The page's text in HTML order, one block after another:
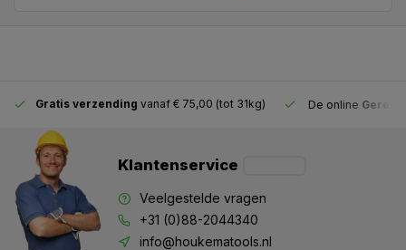
Gratis verzending vanaf € 75,00 (tot 31kg) De online
Klantenservice
Veelgestelde vragen
+31 (0)88-2044340
info@houkematools.nl